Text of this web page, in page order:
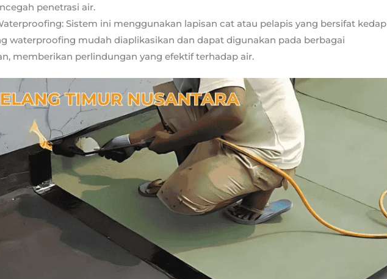
penetrasi air.
Sistem ini menggunakan lapisan cat atau pelapis yang bersifat kedap
waterproofing mudah diaplikasikan dan dapat digunakan pada berbagai
memberikan perlindungan yang efektif terhadap air.